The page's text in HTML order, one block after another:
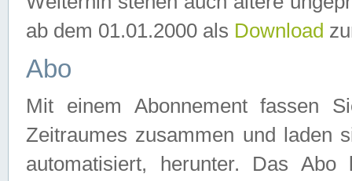
ab dem 01.01.2000 als Download
Abo
Mit einem Abonnement fassen
Zeitraumes zusammen und laden
automatisiert, herunter. Das